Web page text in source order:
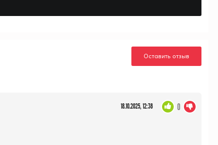
Оставить отзыв
18.10.2025, 12:36 0